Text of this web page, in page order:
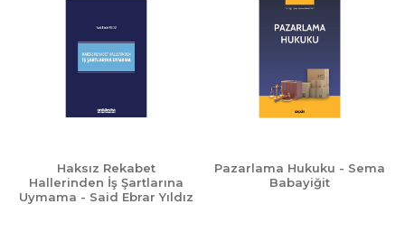
Haksız Rekabet
Hallerinden İş Şartlarına
Uymama - Said Ebrar Yıldız
Pazarlama Hukuku - Sema
Babayiğit